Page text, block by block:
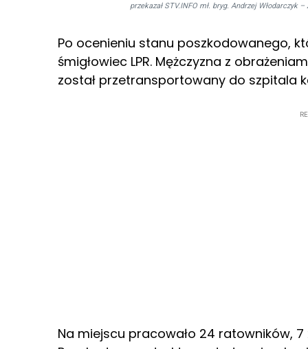
przekazał STV.INFO mł. bryg. Andrzej
Po ocenieniu stanu poszkodowanego,
śmigłowiec LPR. Mężczyzna z
został przetransportowany do szpitala
Na miejscu pracowało 24 ratowników,